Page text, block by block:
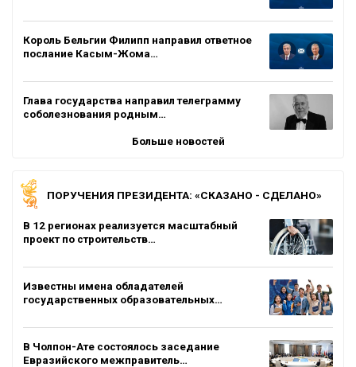
Король Бельгии Филипп направил ответное
послание Касым-Жома…
Глава государства направил телеграмму
соболезнования родным…
Больше новостей
ПОРУЧЕНИЯ ПРЕЗИДЕНТА: «СКАЗАНО - СДЕЛАНО»
В 12 регионах реализуется масштабный
проект по строительств…
Известны имена обладателей
государственных образовательных…
В Чолпон-Ате состоялось заседание
Евразийского межправитель…